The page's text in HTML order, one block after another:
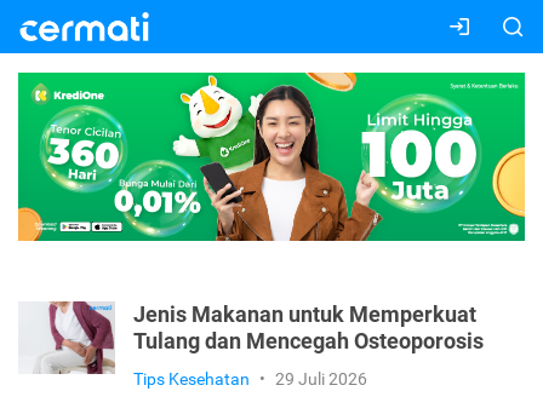
Jenis Makanan untuk Memperkuat
Tulang dan Mencegah Osteoporosis
Tips Kesehatan • 29 Juli 2026